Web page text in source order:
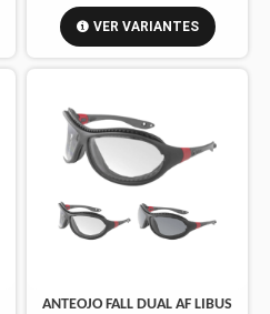
VER VARIANTES
ANTEOJO FALL DUAL AF LIBUS